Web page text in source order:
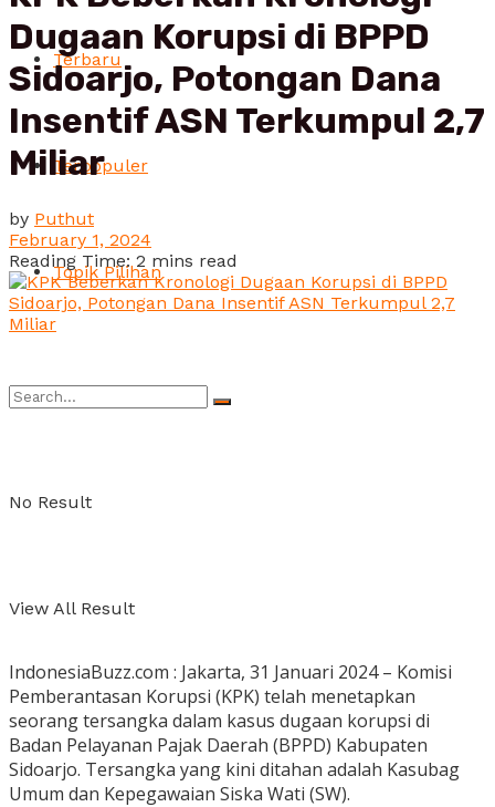
Terbaru
Terpopuler
Topik Pilihan
No Result
View All Result
Dugaan Korupsi di BPPD
Sidoarjo, Potongan Dana
Insentif ASN Terkumpul 2,7
Miliar
by Puthut
February 1, 2024
Reading Time: 2 mins read
IndonesiaBuzz.com : Jakarta, 31 Januari 2024 – Komisi
Pemberantasan Korupsi (KPK) telah menetapkan
seorang tersangka dalam kasus dugaan korupsi di
Badan Pelayanan Pajak Daerah (BPPD) Kabupaten
Sidoarjo. Tersangka yang kini ditahan adalah Kasubag
Umum dan Kepegawaian Siska Wati (SW).